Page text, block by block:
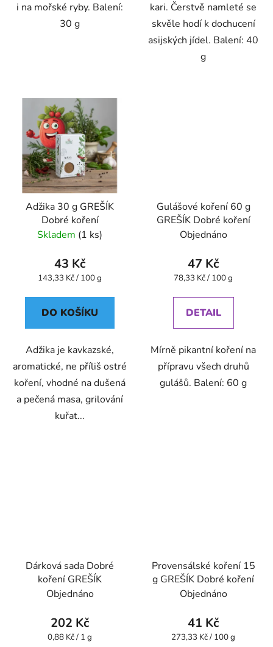
i na mořské ryby. Balení:
30 g
kari. Čerstvě namleté se
skvěle hodí k dochucení
asijských jídel. Balení: 40
g
Adžika 30 g GREŠÍK
Dobré koření
Skladem (1 ks)
43 Kč
Měrná
143,33 Kč / 100 g
DO KOŠÍKU
Adžika je kavkazské,
aromatické, ne příliš ostré
koření, vhodné na dušená
a pečená masa, grilování
kuřat...
Gulášové koření 60 g
GREŠÍK Dobré koření
Objednáno
47 Kč
Měrná
78,33 Kč / 100 g
DETAIL
Mírně pikantní koření na
přípravu všech druhů
gulášů. Balení: 60 g
Dárková sada Dobré
koření GREŠÍK
Objednáno
202 Kč
Měrná
0,88 Kč / 1 g
Provensálské koření 15
g GREŠÍK Dobré koření
Objednáno
41 Kč
Měrná
273,33 Kč / 100 g